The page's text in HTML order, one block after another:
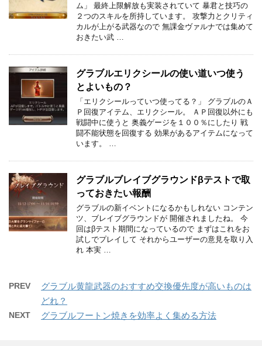
ム」 最終上限解放も実装されていて 暴君と技巧の
２つのスキルを所持しています。 攻撃力とクリティ
カルが上がる武器なので 無課金ヴァルナでは集めて
おきたい武 …
グラブルエリクシールの使い道いつ使う
とよいもの？
「エリクシールっていつ使ってる？」 グラブルのＡ
Ｐ回復アイテム、エリクシール。 ＡＰ回復以外にも
戦闘中に使うと 奥義ゲージを１００％にしたり 戦
闘不能状態を回復する 効果があるアイテムになって
います。 …
グラブルブレイブグラウンドβテストで取
っておきたい報酬
グラブルの新イベントになるかもしれない コンテン
ツ、ブレイブグラウンドが 開催されましたね。 今
回はβテスト期間になっているので まずはこれをお
試しでプレイして それからユーザーの意見を取り入
れ 本実 …
PREV
グラブル黄龍武器のおすすめ交換優先度が高いものは
どれ？
NEXT グラブルフートン焼きを効率よく集める方法